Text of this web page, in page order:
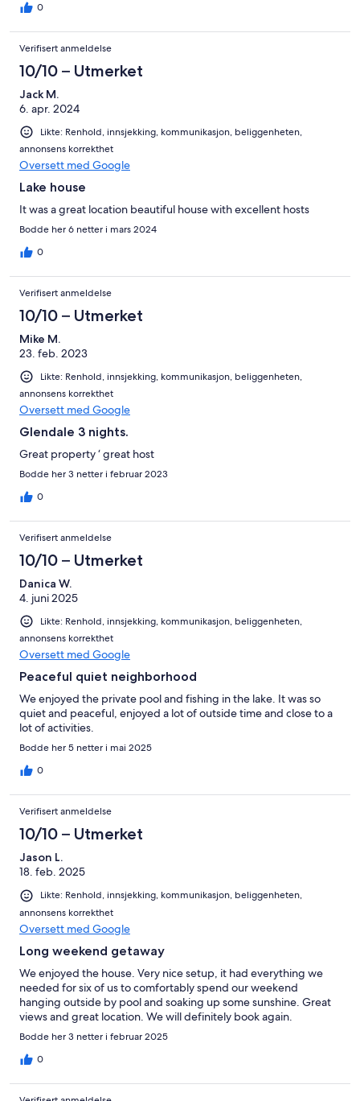
0
Verifisert anmeldelse
10/10 – Utmerket
Jack M.
6. apr. 2024
Likte: Renhold, innsjekking, kommunikasjon, beliggenheten,
annonsens korrekthet
Oversett med Google
Lake house
It was a great location beautiful house with excellent hosts
Bodde her 6 netter i mars 2024
0
Verifisert anmeldelse
10/10 – Utmerket
Mike M.
23. feb. 2023
Likte: Renhold, innsjekking, kommunikasjon, beliggenheten,
annonsens korrekthet
Oversett med Google
Glendale 3 nights.
Great property ‘ great host
Bodde her 3 netter i februar 2023
0
Verifisert anmeldelse
10/10 – Utmerket
Danica W.
4. juni 2025
Likte: Renhold, innsjekking, kommunikasjon, beliggenheten,
annonsens korrekthet
Oversett med Google
Peaceful quiet neighborhood
We enjoyed the private pool and fishing in the lake. It was so
quiet and peaceful, enjoyed a lot of outside time and close to a
lot of activities.
Bodde her 5 netter i mai 2025
0
Verifisert anmeldelse
10/10 – Utmerket
Jason L.
18. feb. 2025
Likte: Renhold, innsjekking, kommunikasjon, beliggenheten,
annonsens korrekthet
Oversett med Google
Long weekend getaway
We enjoyed the house. Very nice setup, it had everything we
needed for six of us to comfortably spend our weekend
hanging outside by pool and soaking up some sunshine. Great
views and great location. We will definitely book again.
Bodde her 3 netter i februar 2025
0